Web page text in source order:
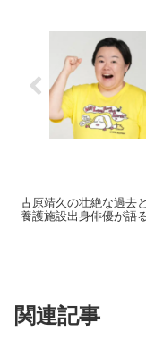
古原靖久の壮絶な過去
養護施設出身俳優が語
関連記事